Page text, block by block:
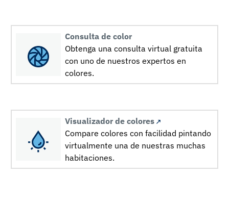
Consulta de color
Obtenga una consulta virtual gratuita
con uno de nuestros expertos en
colores.
Visualizador de colores
Compare colores con facilidad pintando
virtualmente una de nuestras muchas
habitaciones.